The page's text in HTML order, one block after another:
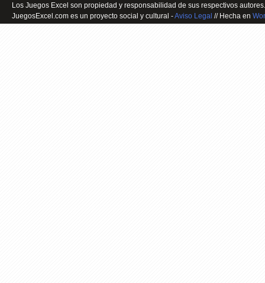
Los Juegos Excel son propiedad y responsabilidad de sus respectivos
JuegosExcel.com es un proyecto social y cultural -Aviso Legal // Hecha en